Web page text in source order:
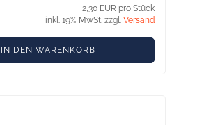
2,30 EUR pro Stück
inkl. 19% MwSt. zzgl. Versand
IN DEN WARENKORB